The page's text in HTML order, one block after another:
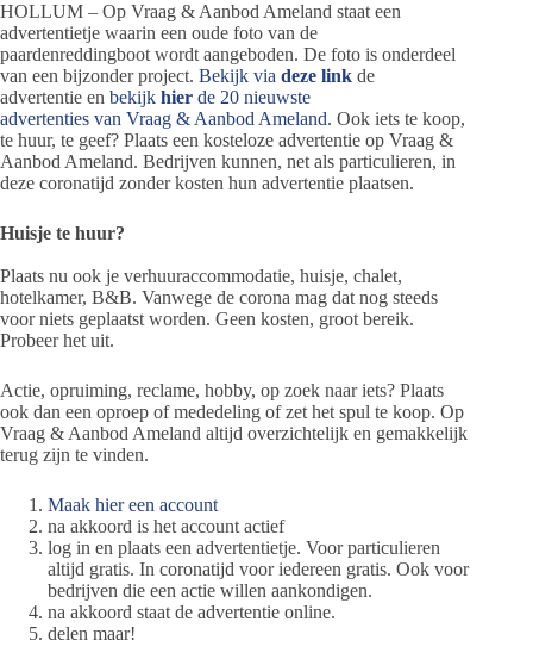
HOLLUM – Op Vraag & Aanbod Ameland staat een
advertentietje waarin een oude foto van de
paardenreddingboot wordt aangeboden. De foto is onderdeel
van een bijzonder project. Bekijk via deze link de
advertentie en bekijk hier de 20 nieuwste
advertenties van Vraag & Aanbod Ameland. Ook iets te koop,
te huur, te geef? Plaats een kosteloze advertentie op Vraag &
Aanbod Ameland. Bedrijven kunnen, net als particulieren, in
deze coronatijd zonder kosten hun advertentie plaatsen.
Huisje te huur?
Plaats nu ook je verhuuraccommodatie, huisje, chalet,
hotelkamer, B&B. Vanwege de corona mag dat nog steeds
voor niets geplaatst worden. Geen kosten, groot bereik.
Probeer het uit.
Actie, opruiming, reclame, hobby, op zoek naar iets? Plaats
ook dan een oproep of mededeling of zet het spul te koop. Op
Vraag & Aanbod Ameland altijd overzichtelijk en gemakkelijk
terug zijn te vinden.
Maak hier een account
na akkoord is het account actief
log in en plaats een advertentietje. Voor particulieren
altijd gratis. In coronatijd voor iedereen gratis. Ook voor
bedrijven die een actie willen aankondigen.
na akkoord staat de advertentie online.
delen maar!